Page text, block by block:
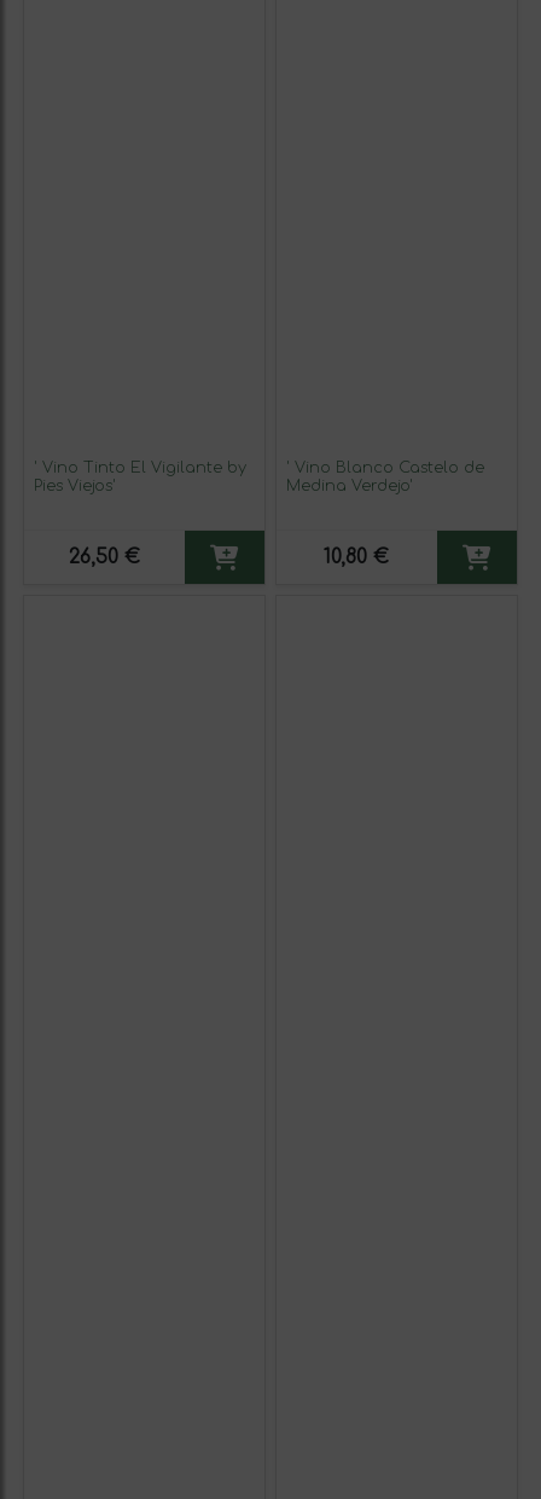
' Vino Tinto El Vigilante by
Pies Viejos'
26,50 €
' Vino Blanco Castelo de
Medina Verdejo'
10,80 €